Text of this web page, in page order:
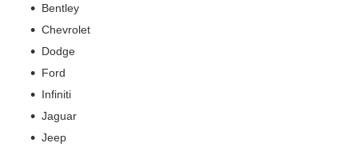
Bentley
Chevrolet
Dodge
Ford
Infiniti
Jaguar
Jeep